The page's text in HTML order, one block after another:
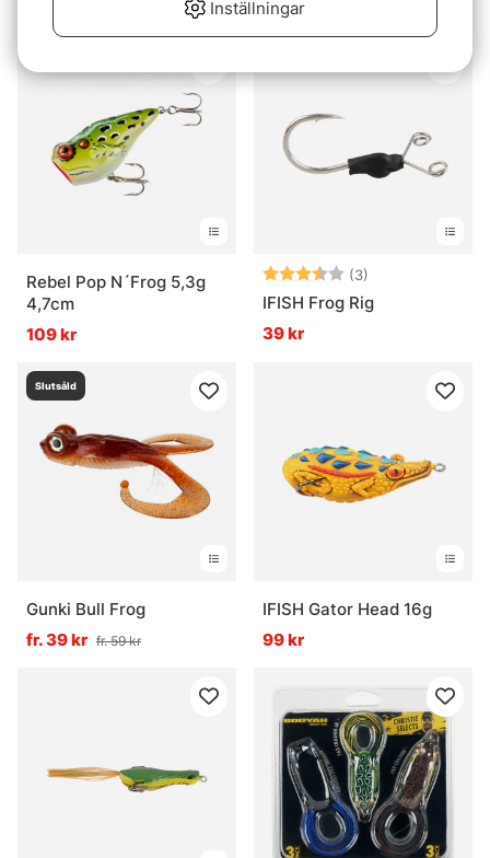
79 kr
Rebel Pop N´Frog 5,3g
4,7cm
109 kr
Betyg: (3)
IFISH Frog Rig
39 kr
Slutsåld
Gunki Bull Frog
fr. 39 kr fr. 59 kr
IFISH Gator Head 16g
99 kr
Inställningar